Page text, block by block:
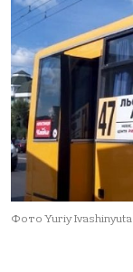
Фото Yuriy Ivashinyuta